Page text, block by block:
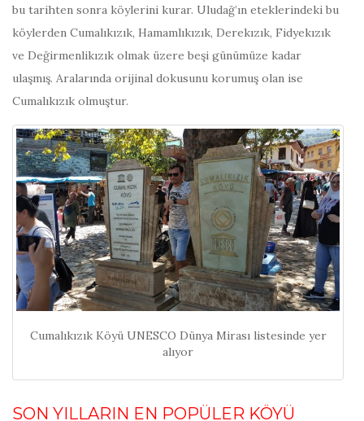
bu tarihten sonra köylerini kurar. Uludağ’ın eteklerindeki bu
köylerden Cumalıkızık, Hamamlıkızık, Derekızık, Fidyekızık
ve Değirmenlikızık olmak üzere beşi günümüze kadar
ulaşmış. Aralarında orijinal dokusunu korumuş olan ise
Cumalıkızık olmuştur.
Cumalıkızık Köyü UNESCO Dünya Mirası listesinde yer
alıyor
SON YILLARIN EN POPÜLER KÖYÜ